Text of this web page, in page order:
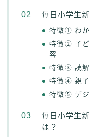
毎日小学生
特徴① わか
特徴② 子ど
容
特徴③ 読解
特徴④ 親子
特徴⑤ デジ
毎日小学生
は？